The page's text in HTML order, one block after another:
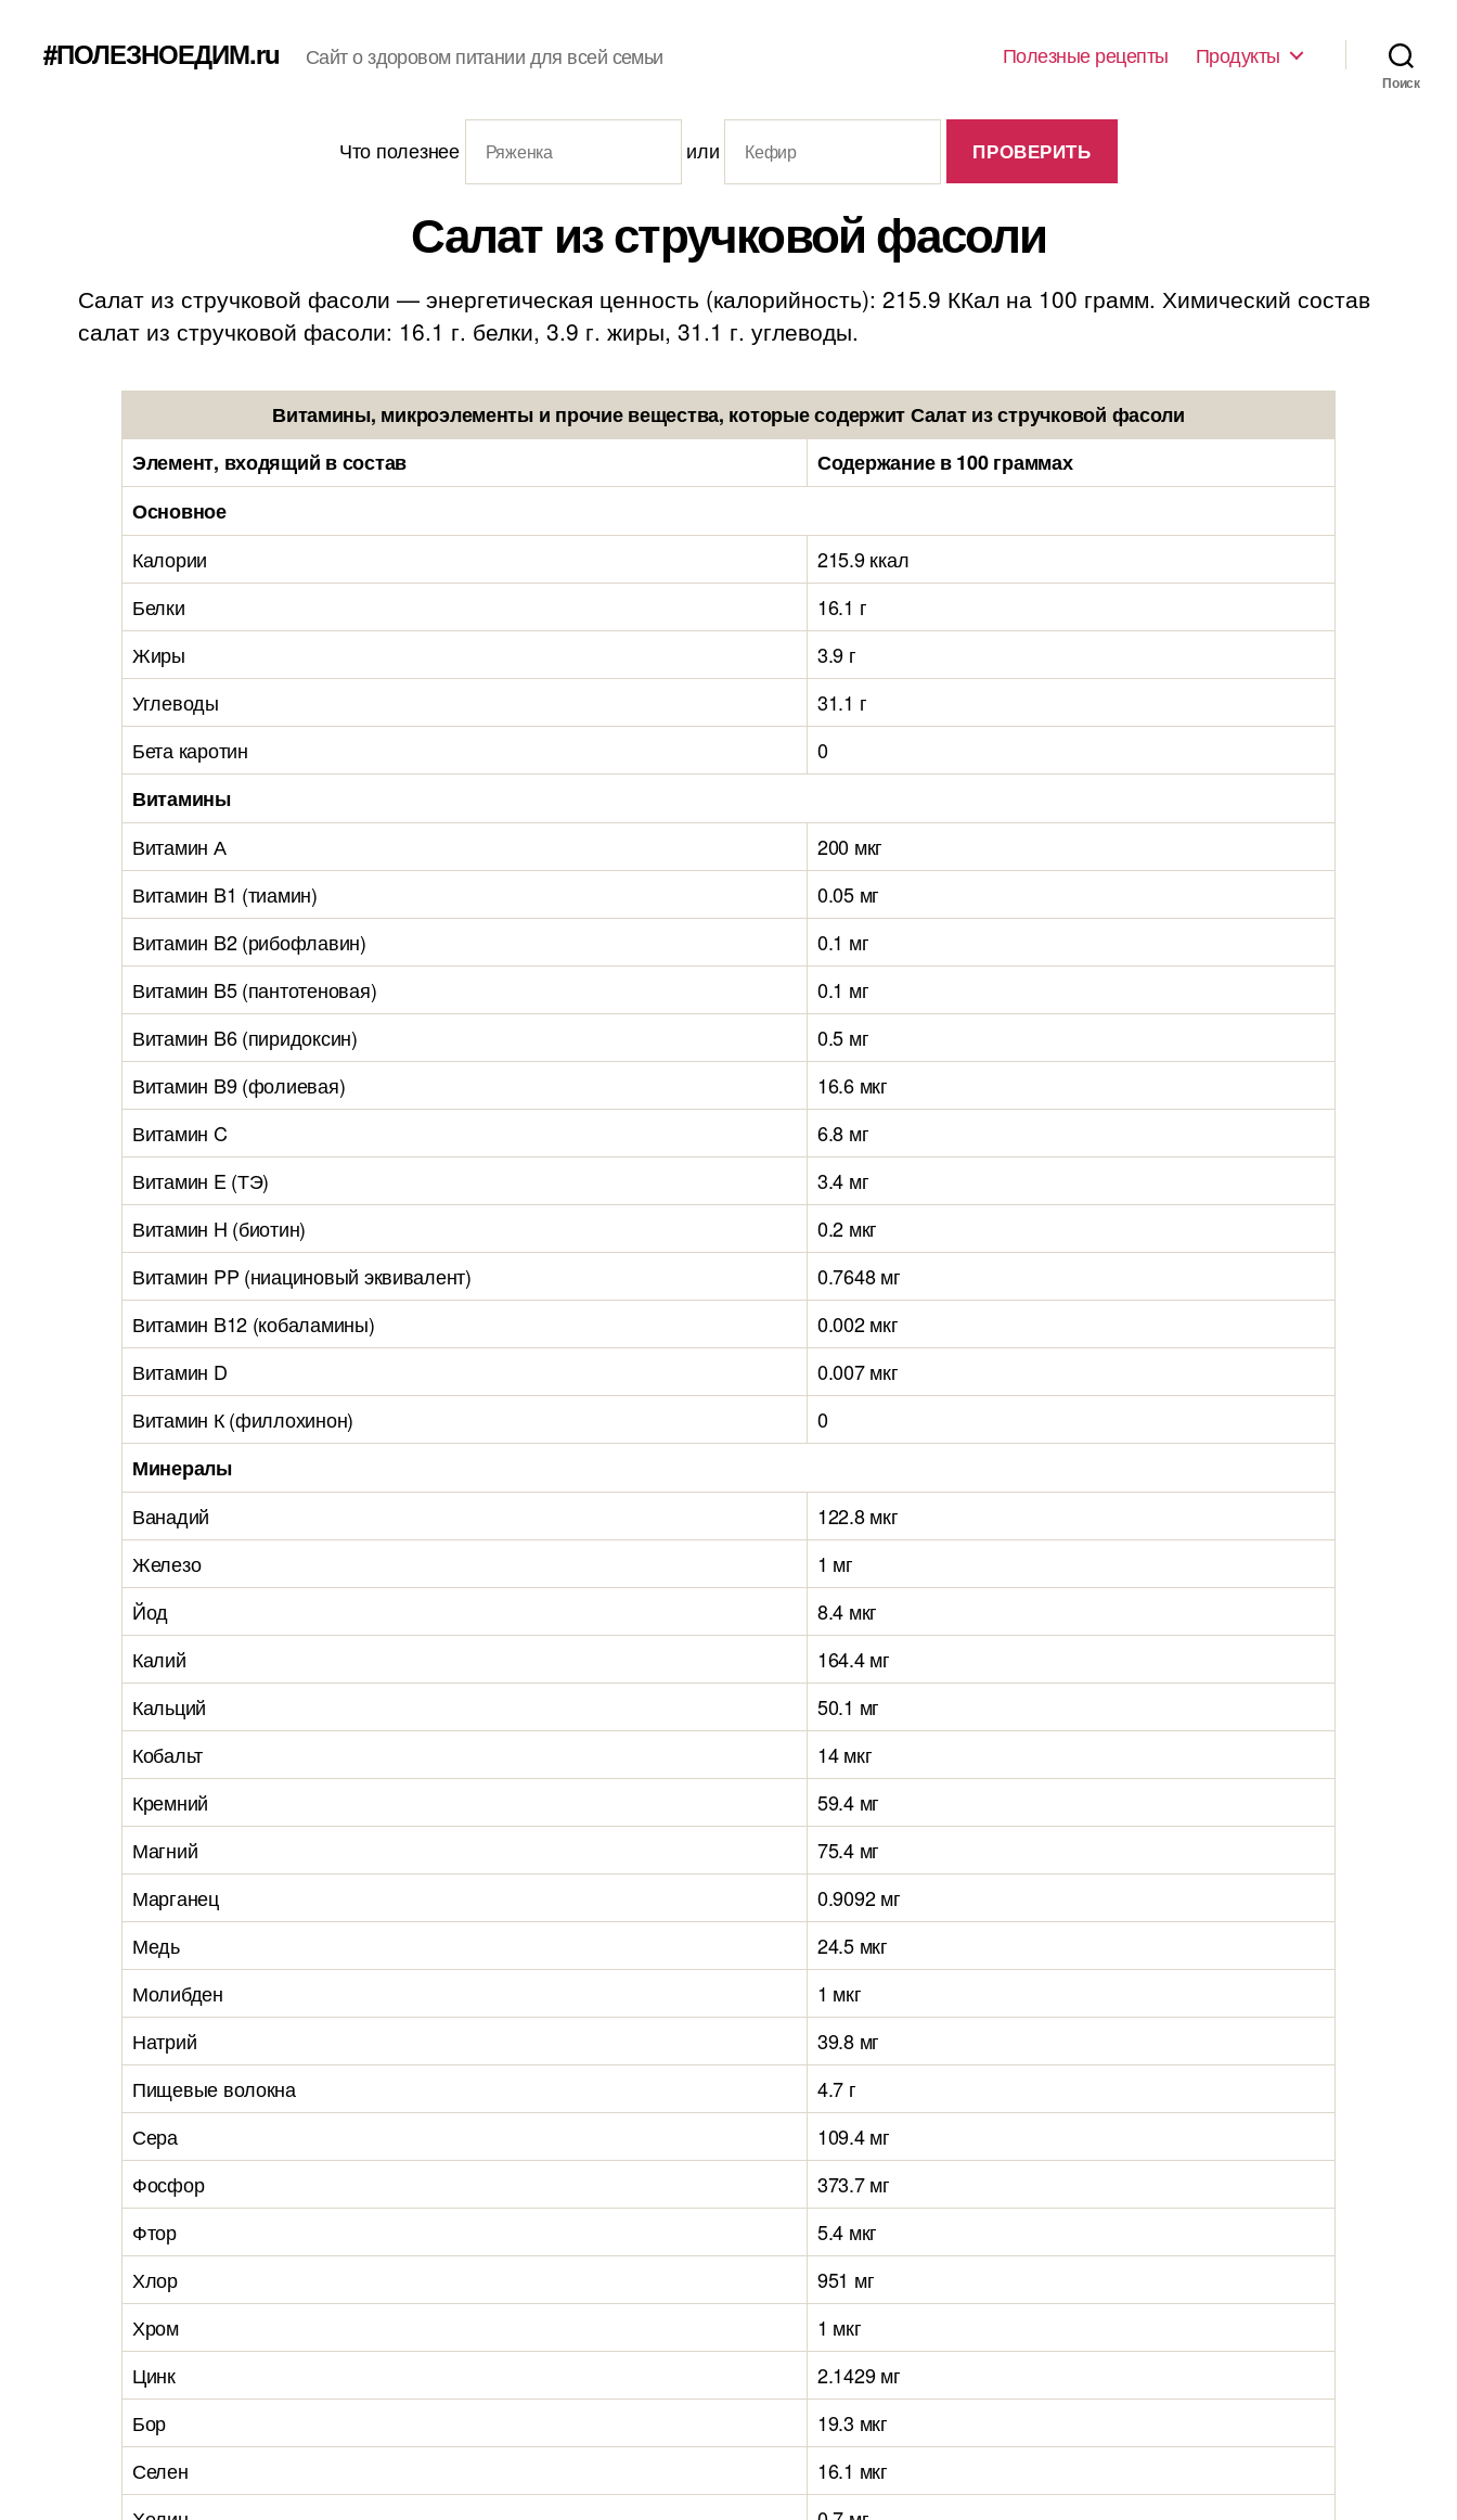
#ПОЛЕЗНОЕДИМ.ru Сайт о здоровом питании для всей семьи Полезные рецепты Продукты
Поиск
Что полезнее или
Салат из стручковой фасоли
Салат из стручковой фасоли — энергетическая ценность (калорийность): 215.9 ККал на 100 грамм. Химический состав
салат из стручковой фасоли: 16.1 г. белки, 3.9 г. жиры, 31.1 г. углеводы.
Витамины, микроэлементы и прочие вещества, которые содержит Салат из стручковой фасоли
Элемент, входящий в состав
Содержание в 100 граммах
Основное
Калории
215.9 ккал
Белки
16.1 г
Жиры
3.9 г
Углеводы
31.1 г
Бета каротин
0
Витамины
Витамин А
200 мкг
Витамин B1 (тиамин)
0.05 мг
Витамин B2 (рибофлавин)
0.1 мг
Витамин B5 (пантотеновая)
0.1 мг
Витамин B6 (пиридоксин)
0.5 мг
Витамин B9 (фолиевая)
16.6 мкг
Витамин C
6.8 мг
Витамин E (ТЭ)
3.4 мг
Витамин H (биотин)
0.2 мкг
Витамин PP (ниациновый эквивалент)
0.7648 мг
Витамин B12 (кобаламины)
0.002 мкг
Витамин D
0.007 мкг
Витамин К (филлохинон)
0
Минералы
Ванадий
122.8 мкг
Железо
1 мг
Йод
8.4 мкг
Калий
164.4 мг
Кальций
50.1 мг
Кобальт
14 мкг
Кремний
59.4 мг
Магний
75.4 мг
Марганец
0.9092 мг
Медь
24.5 мкг
Молибден
1 мкг
Натрий
39.8 мг
Пищевые волокна
4.7 г
Сера
109.4 мг
Фосфор
373.7 мг
Фтор
5.4 мкг
Хлор
951 мг
Хром
1 мкг
Цинк
2.1429 мг
Бор
19.3 мкг
Селен
16.1 мкг